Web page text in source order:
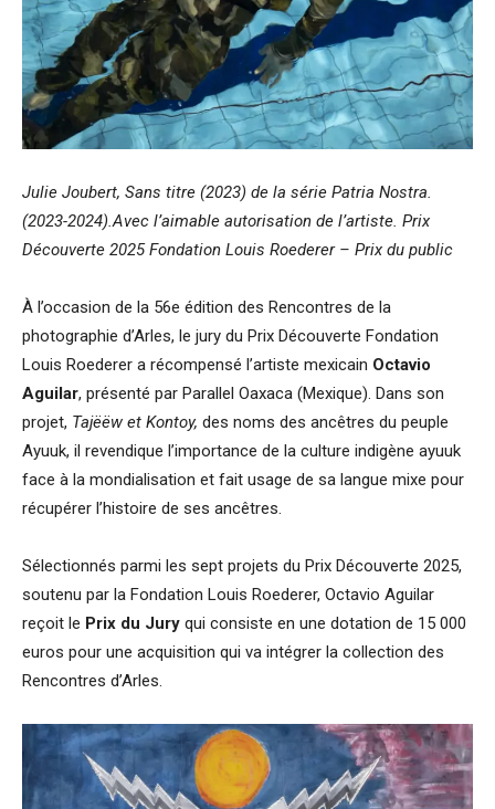
Julie Joubert, Sans titre (2023) de la série Patria Nostra.
(2023-2024).Avec l’aimable autorisation de l’artiste. Prix
Découverte 2025 Fondation Louis Roederer – Prix du public
À l’occasion de la 56e édition des Rencontres de la
photographie d’Arles, le jury du Prix Découverte Fondation
Louis Roederer a récompensé l’artiste mexicain Octavio
Aguilar, présenté par Parallel Oaxaca (Mexique). Dans son
projet, Tajëëw et Kontoy, des noms des ancêtres du peuple
Ayuuk, il revendique l’importance de la culture indigène ayuuk
face à la mondialisation et fait usage de sa langue mixe pour
récupérer l’histoire de ses ancêtres.
Sélectionnés parmi les sept projets du Prix Découverte 2025,
soutenu par la Fondation Louis Roederer, Octavio Aguilar
reçoit le Prix du Jury qui consiste en une dotation de 15 000
euros pour une acquisition qui va intégrer la collection des
Rencontres d’Arles.